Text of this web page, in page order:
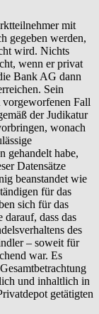
mit
gegeben werden,
wird. Nichts
wenn er privat
Bank AG dann
Sein
Fall
der Judikatur
wonach
gehandelt habe,
Datensätze
beanstandet wie
für das
sich für das
dass das
des
– soweit für
war. Es
und inhaltlich in
getätigten